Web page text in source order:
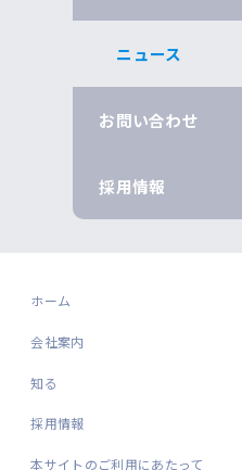
ニュース
お問い合わせ
採用情報
ホーム
会社案内
知る
採用情報
本サイトのご利用にあたって